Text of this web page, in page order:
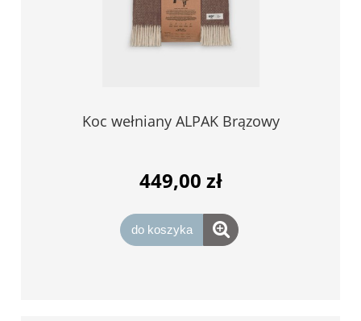
Koc wełniany ALPAK Brązowy
449,00 zł
do koszyka